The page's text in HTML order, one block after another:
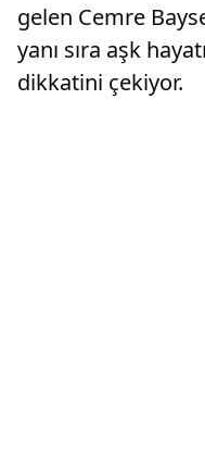
gelen Cemre
yanı sıra aşk
dikkatini çekiyor.